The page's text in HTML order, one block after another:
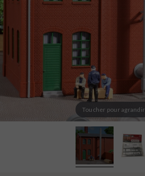
Toucher pour agrandir